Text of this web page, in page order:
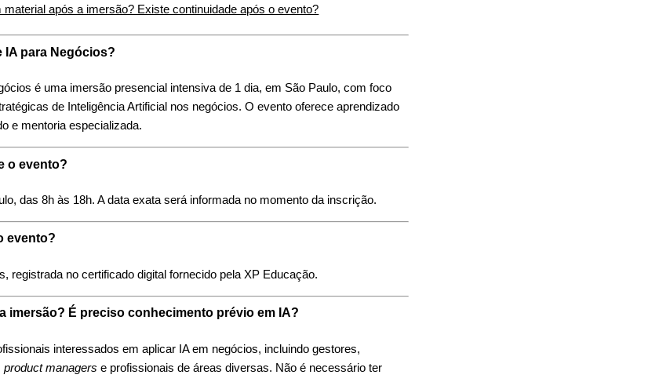
material após a imersão? Existe continuidade após o evento?
IA para Negócios?
é uma imersão presencial intensiva de 1 dia, em São Paulo, com foco
de Inteligência Artificial nos negócios. O evento oferece aprendizado
e mentoria especializada.
o evento?
das 8h às 18h. A data exata será informada no momento da inscrição.
evento?
registrada no certificado digital fornecido pela XP Educação.
imersão? É preciso conhecimento prévio em IA?
interessados em aplicar IA em negócios, incluindo gestores,
product managerse profissionais de áreas diversas. Não é necessário ter